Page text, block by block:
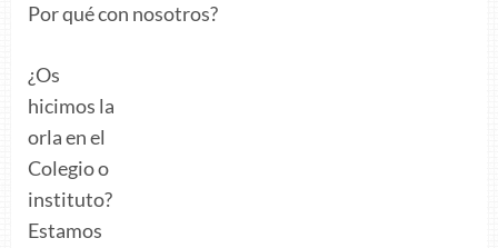
Por qué con nosotros?
¿Os
hicimos la
orla en el
Colegio o
instituto?
Estamos